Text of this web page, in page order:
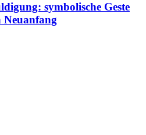
symbolische Geste
Neuanfang